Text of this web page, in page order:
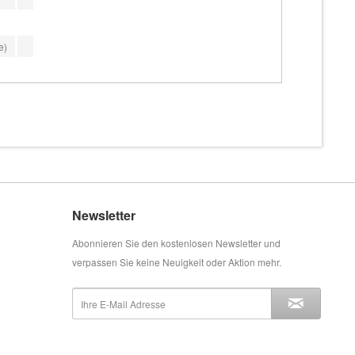
Newsletter
Abonnieren Sie den kostenlosen Newsletter und
verpassen Sie keine Neuigkeit oder Aktion mehr.